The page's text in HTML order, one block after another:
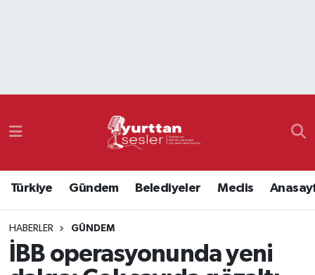
Türkiye Gündem Belediyeler Meclis
HABERLER GÜNDEM
İBB operasyonunda yeni
Namaz Vakitleri
Süper Lig Puan Durumu ve Fikstür
Tüm Manşetler
Son Dakika Haberleri